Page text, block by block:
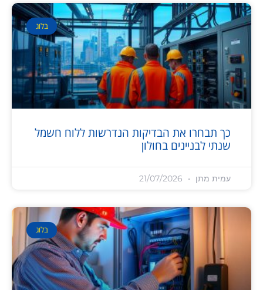
בלוג
כך תבחרו את הבדיקות הנדרשות ללוח חשמל
שנתי לבניינים בחולון
עמית מתן
בלוג